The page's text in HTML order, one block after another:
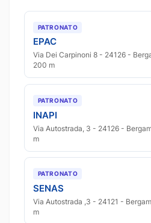
PATRONATO
EPAC
Via Dei Carpinoni 8 - 24126 -
200 m
PATRONATO
INAPI
Via Autostrada, 3 - 24126 -
m
PATRONATO
SENAS
Via Autostrada ,3 - 24121 -
m